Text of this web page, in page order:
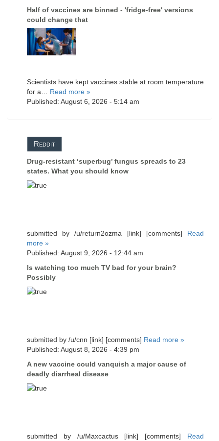
Half of vaccines are binned - 'fridge-free' versions
could change that
Scientists have kept vaccines stable at room temperature
for a… Read more »
Published: August 6, 2026 - 5:14 am
Reddit
Drug-resistant ‘superbug’ fungus spreads to 23
states. What you should know
submitted by /u/return2ozma [link] [comments] Read
more »
Published: August 9, 2026 - 12:44 am
Is watching too much TV bad for your brain?
Possibly
submitted by /u/cnn [link] [comments] Read more »
Published: August 8, 2026 - 4:39 pm
A new vaccine could vanquish a major cause of
deadly diarrheal disease
submitted by /u/Maxcactus [link] [comments] Read